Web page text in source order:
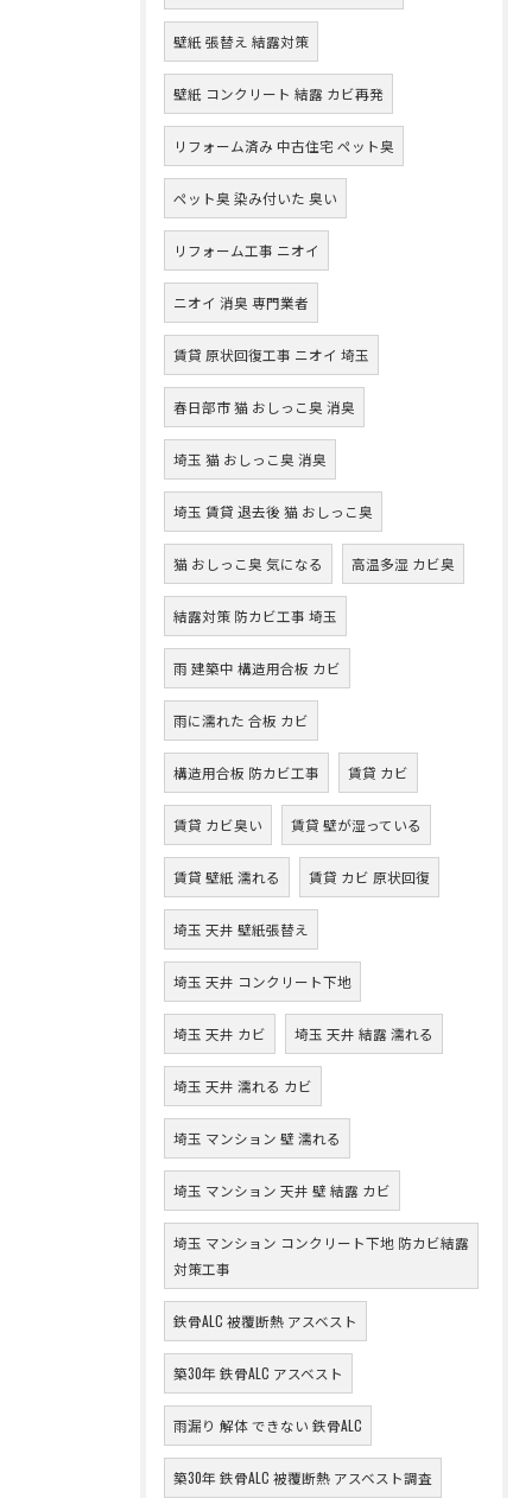
壁紙 張替え 結露対策
壁紙 コンクリート 結露 カビ再発
リフォーム済み 中古住宅 ペット臭
ペット臭 染み付いた 臭い
リフォーム工事 ニオイ
ニオイ 消臭 専門業者
賃貸 原状回復工事 ニオイ 埼玉
春日部市 猫 おしっこ臭 消臭
埼玉 猫 おしっこ臭 消臭
埼玉 賃貸 退去後 猫 おしっこ臭
猫 おしっこ臭 気になる 高温多湿 カビ臭
結露対策 防カビ工事 埼玉
雨 建築中 構造用合板 カビ
雨に濡れた 合板 カビ
構造用合板 防カビ工事 賃貸 カビ
賃貸 カビ臭い 賃貸 壁が湿っている
賃貸 壁紙 濡れる 賃貸 カビ 原状回復
埼玉 天井 壁紙張替え
埼玉 天井 コンクリート下地
埼玉 天井 カビ 埼玉 天井 結露 濡れる
埼玉 天井 濡れる カビ
埼玉 マンション 壁 濡れる
埼玉 マンション 天井 壁 結露 カビ
埼玉 マンション コンクリート下地 防カビ結露
対策工事
鉄骨ALC 被覆断熱 アスベスト
築30年 鉄骨ALC アスベスト
雨漏り 解体 できない 鉄骨ALC
築30年 鉄骨ALC 被覆断熱 アスベスト調査